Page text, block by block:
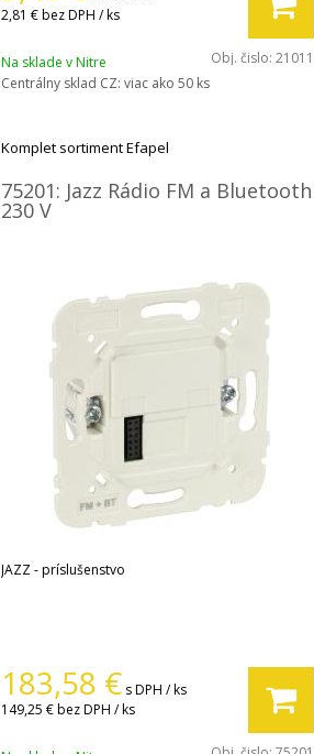
2,81 €bez DPH / ks
Na sklade v Nitre Obj. čislo: 21011
Centrálny sklad CZ: viac ako 50 ks
Komplet sortiment Efapel
75201: Jazz Rádio FM a Bluetooth
230 V
JAZZ - príslušenstvo
183,58 € s DPH / ks
149,25 €bez DPH / ks